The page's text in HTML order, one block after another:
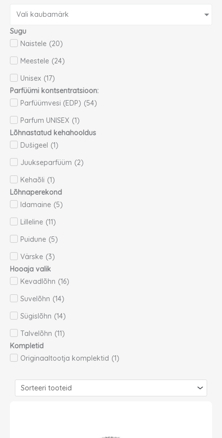
Vali kaubamärk
Sugu
Naistele (20)
Meestele (24)
Unisex (17)
Parfüümi kontsentratsioon:
Parfüümvesi (EDP) (54)
Parfum UNISEX (1)
Lõhnastatud kehahooldus
Dušigeel (1)
Juukseparfüüm (2)
Kehaõli (1)
Lõhnaperekond
Idamaine (5)
Lilleline (11)
Puidune (5)
Värske (3)
Hooaja valik
Kevadlõhn (16)
Suvelõhn (14)
Sügislõhn (14)
Talvelõhn (11)
Kompletid
Originaaltootja komplektid (1)